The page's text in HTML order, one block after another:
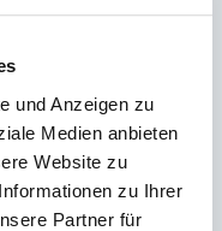
und Anzeigen zu
Medien anbieten
Website zu
zu Ihrer
Partner für
welchen
ausmachen
daraus